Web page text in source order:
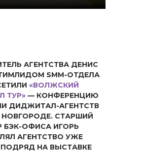
АГЕНТСТВА ДЕНИС
SMM-ОТДЕЛА
«ВОЛЖСКИЙ
ТУР» — КОНФЕРЕНЦИЮ
ДИДЖИТАЛ-АГЕНТСТВ
СТАРШИЙ
БЭК-ОФИСА ИГОРЬ
АГЕНТСТВО УЖЕ
НА ВЫСТАВКЕ